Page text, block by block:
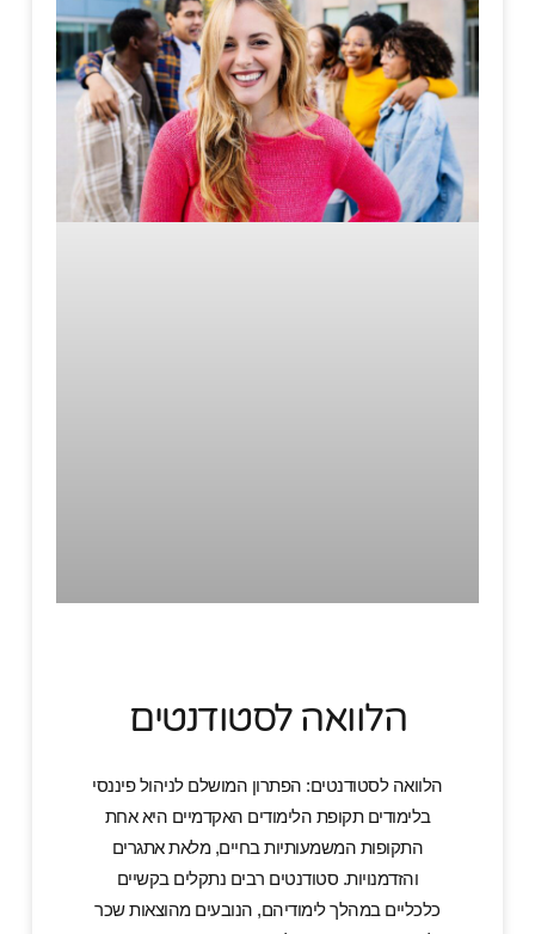
הלוואה לסטודנטים
הלוואה לסטודנטים: הפתרון המושלם לניהול פיננסי
בלימודים תקופת הלימודים האקדמיים היא אחת
התקופות המשמעותיות בחיים, מלאת אתגרים
והזדמנויות. סטודנטים רבים נתקלים בקשיים
כלכליים במהלך לימודיהם, הנובעים מהוצאות שכר